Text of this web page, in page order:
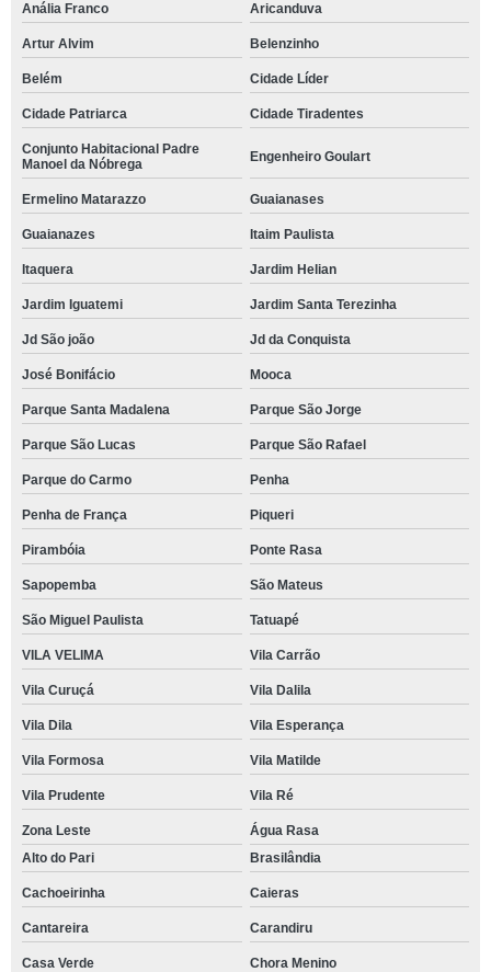
Anália Franco
Aricanduva
Artur Alvim Belenzinho
Belém Cidade Líder
Cidade Patriarca Cidade Tiradentes
Conjunto Habitacional Padre
Manoel da Nóbrega
Engenheiro Goulart
Ermelino Matarazzo Guaianases
Guaianazes Itaim Paulista
Itaquera Jardim Helian
Jardim Iguatemi Jardim Santa Terezinha
Jd São joão Jd da Conquista
José Bonifácio Mooca
Parque Santa Madalena Parque São Jorge
Parque São Lucas Parque São Rafael
Parque do Carmo Penha
Penha de França Piqueri
Pirambóia Ponte Rasa
Sapopemba São Mateus
São Miguel Paulista Tatuapé
VILA VELIMA Vila Carrão
Vila Curuçá Vila Dalila
Vila Dila Vila Esperança
Vila Formosa Vila Matilde
Vila Prudente Vila Ré
Zona Leste
Água Rasa
Alto do Pari
Brasilândia
Cachoeirinha Caieras
Cantareira Carandiru
Casa Verde Chora Menino